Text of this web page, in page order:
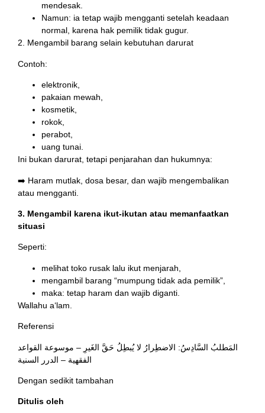
mendesak.
Namun: ia tetap wajib mengganti setelah keadaan
normal, karena hak pemilik tidak gugur.
2. Mengambil barang selain kebutuhan darurat
Contoh:
elektronik,
pakaian mewah,
kosmetik,
rokok,
perabot,
uang tunai.
Ini bukan darurat, tetapi penjarahan dan hukumnya:
➡️ Haram mutlak, dosa besar, dan wajib mengembalikan
atau mengganti.
3. Mengambil karena ikut-ikutan atau memanfaatkan
situasi
Seperti:
melihat toko rusak lalu ikut menjarah,
mengambil barang “mumpung tidak ada pemilik”,
maka: tetap haram dan wajib diganti.
Wallahu a‘lam.
Referensi
المَطلبُ السَّادِسُ: الاضطِرارُ لا يُبطِلُ حَقَّ الغَيرِ – موسوعة القواعد
الفقهية – الدرر السنية
Dengan sedikit tambahan
Ditulis oleh